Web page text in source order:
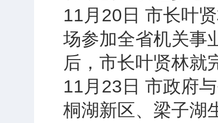
11月20日 市长叶
场参加全省机关事
后，市长叶贤林就
11月23日 市政府
桐湖新区、梁子湖